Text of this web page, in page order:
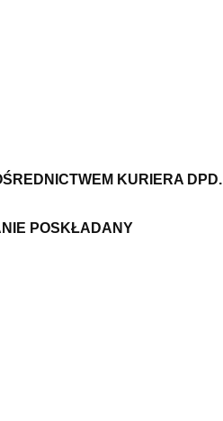
KURIERA DPD.
POSKŁADANY